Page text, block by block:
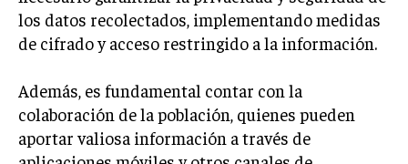
los datos recolectados, implementando medidas
de cifrado y acceso restringido a la información.
Además, es fundamental contar con la
colaboración de la población, quienes pueden
aportar valiosa información a través de